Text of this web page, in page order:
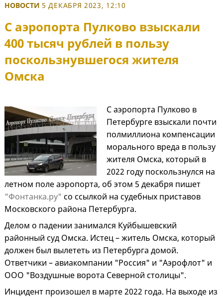
НОВОСТИ 5 ДЕКАБРЯ 2023, 12:10
С аэропорта Пулково взыскали
400 тысяч рублей в пользу
поскользнувшегося жителя
Омска
С аэропорта Пулково в
Петербурге взыскали почти
полмиллиона компенсации
морального вреда в пользу
жителя Омска, который в
2022 году поскользнулся на
летном поле аэропорта, об этом 5 декабря пишет
"Фонтанка.ру" со ссылкой на судебных приставов
Московского района Петербурга.
Делом о падении занимался Куйбышевский
районный суд Омска. Истец – житель Омска, который
должен был вылететь из Петербурга домой.
Ответчики – авиакомпании "Россия" и "Аэрофлот" и
ООО "Воздушные ворота Северной столицы".
Инцидент произошел в марте 2022 года. На выходе из